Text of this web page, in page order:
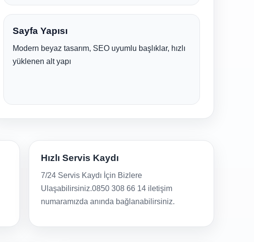
Sayfa Yapısı
Modern beyaz tasarım, SEO uyumlu başlıklar, hızlı
yüklenen alt yapı
Hızlı Servis Kaydı
7/24 Servis Kaydı İçin Bizlere
Ulaşabilirsiniz.0850 308 66 14 iletişim
numaramızda anında bağlanabilirsiniz.